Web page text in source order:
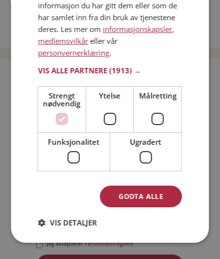
Menn fra Gjøvik
Date kvinner i Norge
Date menn i Norge
Bli medlem gratis!
Jeg er en:
Jeg akseptererPersonvernreglene
informasjon du har gitt dem eller som de
har samlet inn fra din bruk av tjenestene
deres. Les mer om informasjonskapsler,
medlemsvilkåreller vår
personvernerklæring.
VIS ALLE PARTNERE(1913) →
Strengt
nødvendig
Ytelse Målretting
Funksjonalitet Ugradert
GODTA ALLE
VIS DETALJER